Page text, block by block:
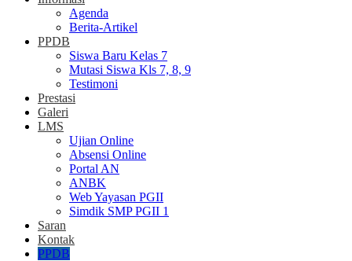
Agenda
Berita-Artikel
PPDB
Siswa Baru Kelas 7
Mutasi Siswa Kls 7, 8, 9
Testimoni
Prestasi
Galeri
LMS
Ujian Online
Absensi Online
Portal AN
ANBK
Web Yayasan PGII
Simdik SMP PGII 1
Saran
Kontak
PPDB